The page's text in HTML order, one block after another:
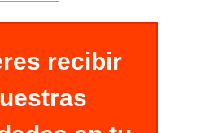
recibir